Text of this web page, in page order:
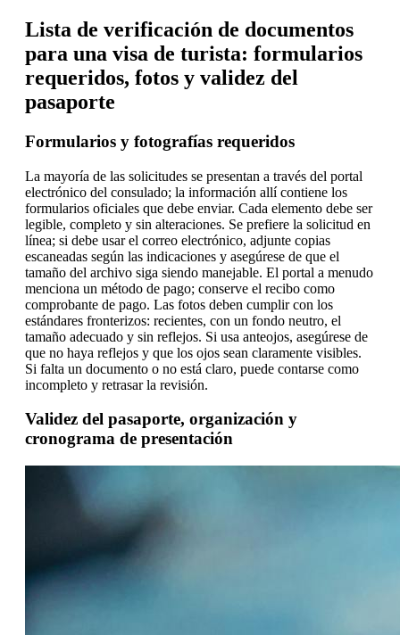
Lista de verificación de documentos
para una visa de turista: formularios
requeridos, fotos y validez del
pasaporte
Formularios y fotografías requeridos
La mayoría de las solicitudes se presentan a través del portal
electrónico del consulado; la información allí contiene los
formularios oficiales que debe enviar. Cada elemento debe ser
legible, completo y sin alteraciones. Se prefiere la solicitud en
línea; si debe usar el correo electrónico, adjunte copias
escaneadas según las indicaciones y asegúrese de que el
tamaño del archivo siga siendo manejable. El portal a menudo
menciona un método de pago; conserve el recibo como
comprobante de pago. Las fotos deben cumplir con los
estándares fronterizos: recientes, con un fondo neutro, el
tamaño adecuado y sin reflejos. Si usa anteojos, asegúrese de
que no haya reflejos y que los ojos sean claramente visibles.
Si falta un documento o no está claro, puede contarse como
incompleto y retrasar la revisión.
Validez del pasaporte, organización y
cronograma de presentación